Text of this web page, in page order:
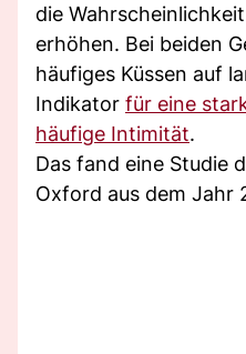
die
erhöhen. Bei beiden
häufiges Küssen auf
Indikator für eine
häufige Intimität.
Das fand eine Studie
Oxford aus dem Jahr